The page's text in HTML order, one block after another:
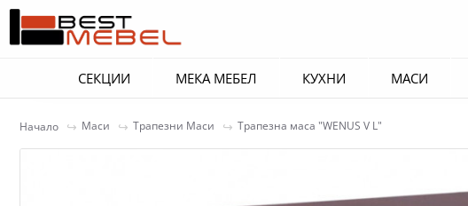
СЕКЦИИ МЕКА МЕБЕЛ КУХНИ МАСИ
Начало Маси Трапезни Маси Трапезна маса "WENUS V L"